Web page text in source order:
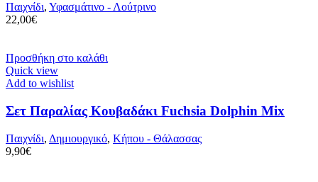
Παιχνίδι, Υφασμάτινο - Λούτρινο
22,00€
Προσθήκη στο καλάθι
Quick view
Add to wishlist
Σετ Παραλίας Κουβαδάκι Fuchsia Dolphin Mix
Παιχνίδι, Δημιουργικό, Κήπου - Θάλασσας
9,90€